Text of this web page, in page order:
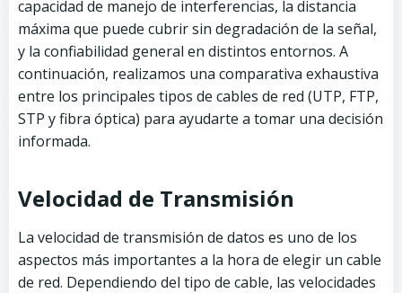
capacidad de manejo de interferencias, la distancia
máxima que puede cubrir sin degradación de la señal,
y la confiabilidad general en distintos entornos. A
continuación, realizamos una comparativa exhaustiva
entre los principales tipos de cables de red (UTP, FTP,
STP y fibra óptica) para ayudarte a tomar una decisión
informada.
Velocidad de Transmisión
La velocidad de transmisión de datos es uno de los
aspectos más importantes a la hora de elegir un cable
de red. Dependiendo del tipo de cable, las velocidades